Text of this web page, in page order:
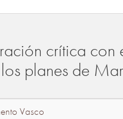
crítica con
planes de
Vasco